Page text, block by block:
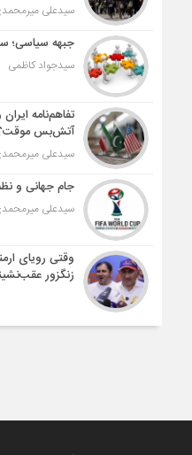
سیدعلی
جبهه سیاسی؛
سیدجواد کاظمی
تفاهم‌نامه
آتش‌بس
سیدعلی
جام جهانی و
سیدعلی
وقتی رویای
زنگزور